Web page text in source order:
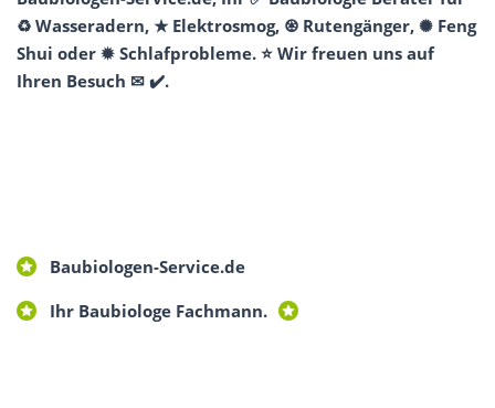
♻ Wasseradern, ★ Elektrosmog, ♼ Rutengänger, ✺ Feng
Shui oder ✹ Schlafprobleme. ⭐ Wir freuen uns auf
Ihren Besuch ✉ ✔️.
Baubiologen-Service.de
Ihr Baubiologe Fachmann.